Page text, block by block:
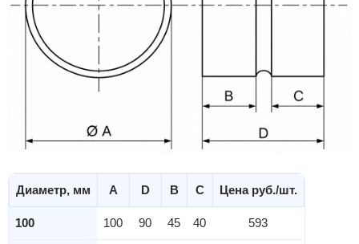
Диаметр, мм А D B C Цена руб./шт.
100 100 90 45 40 593